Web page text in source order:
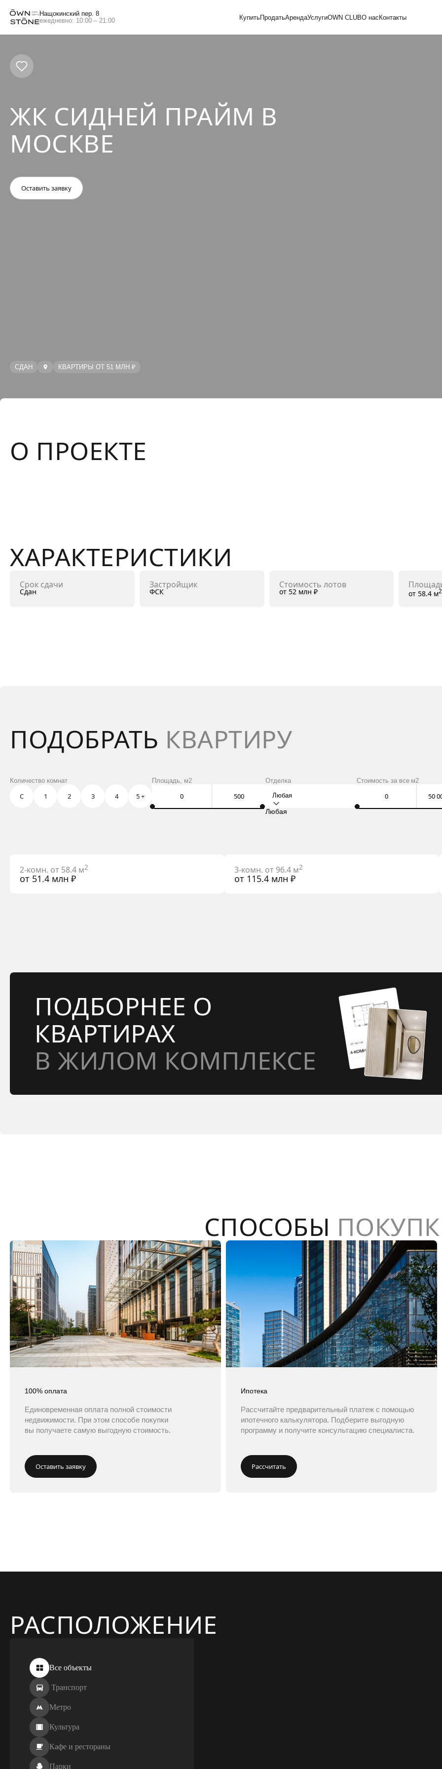
Нащокинский пер. 8
ежедневно: 10:00 – 21:00
КупитьПродатьАрендаУслугиOWN CLUBО насКонтакты
ЖК СИДНЕЙ ПРАЙМ В
МОСКВЕ
Оставить заявку
СДАН КВАРТИРЫ ОТ 51 МЛН ₽
О ПРОЕКТЕ
ХАРАКТЕРИСТИКИ
Срок сдачи
Сдан
Застройщик
ФСК
Стоимость лотов
от 52 млн ₽ от 58.4 м2
ПОДОБРАТЬ КВАРТИРУ
Количество комнат
С 1 2 3 4 5 +
Площадь, м2
Отделка
Любая
Любая
Стоимость за все м2
2-комн. от 58.4 м2
от 51.4 млн ₽
3-комн. от 96.4 м2
от 115.4 млн ₽
ПОДБОРНЕЕ О
КВАРТИРАХ
В ЖИЛОМ КОМПЛЕКСЕ
СПОСОБЫ
100% оплата
Единовременная оплата полной стоимости
недвижимости. При этом способе покупки
вы получаете самую выгодную стоимость.
Оставить заявку
Ипотека
Рассчитайте предварительный платеж с помощью
ипотечного калькулятора. Подберите выгодную
программу и получите консультацию специалиста.
Рассчитать
РАСПОЛОЖЕНИЕ
Все объекты
Транспорт
Метро
Культура
Кафе и рестораны
Парки